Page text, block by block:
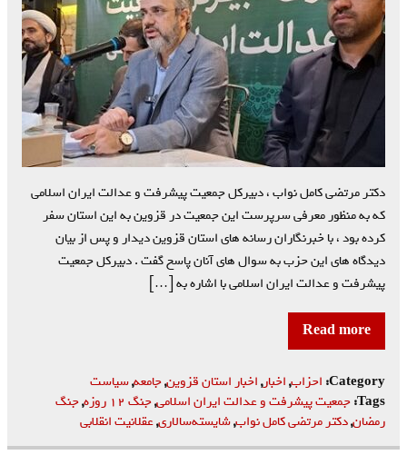
دکتر مرتضی کامل نواب ، دبیرکل جمعیت پیشرفت و عدالت ایران اسلامی
که به منظور معرفی سرپرست این جمعیت در قزوین به این استان سفر
کرده بود ، با خبرنگاران رسانه های استان قزوین دیدار و پس از بیان
دیدگاه های این حزب به سوال های آنان پاسخ گفت . دبیرکل جمعیت
پیشرفت و عدالت ایران اسلامی با اشاره به […]
Read more
Category: احزاب,اخبار,اخبار استان قزوین,جامعه,سیاست
Tags: جمعیت پیشرفت و عدالت ایران اسلامی,جنگ ۱۲ روزه ,جنگ
رمضان,دکتر مرتضی کامل نواب,شایسته‌سالاری,عقلانیت انقلابی